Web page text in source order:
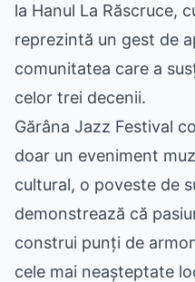
la Hanul La Răscruce,
reprezintă un gest de
comunitatea care a
celor trei decenii.
Gărâna Jazz Festival
doar un eveniment
cultural, o poveste de
demonstrează că
construi punți de
cele mai neașteptate